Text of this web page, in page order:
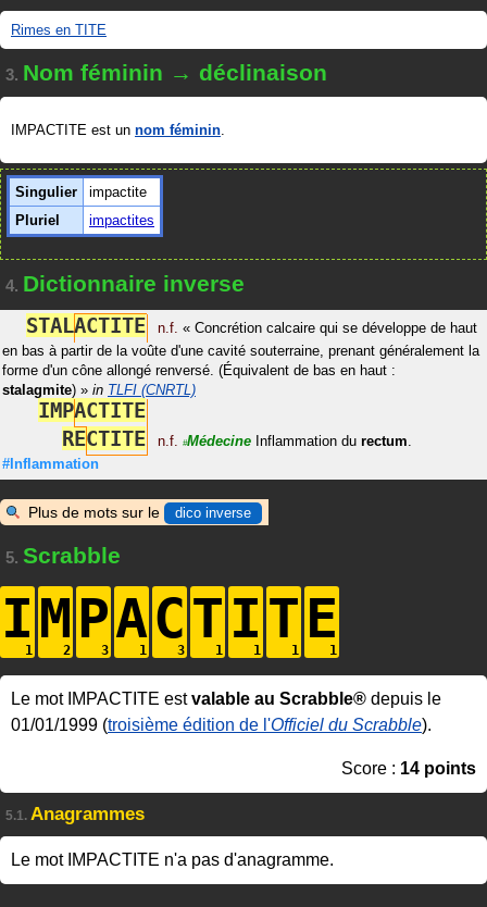
Rimes en TITE
3. Nom féminin → déclinaison
IMPACTITE est un nom féminin.
Singulier
impactite
Pluriel
impactites
4. Dictionnaire inverse
STALACTITE n.f. « Concrétion calcaire qui se développe de haut
en bas à partir de la voûte d'une cavité souterraine, prenant généralement la
forme d'un cône allongé renversé. (Équivalent de bas en haut :
stalagmite) » in TLFI (CNRTL)
IMPACTITE
RECTITE n.f. #Médecine Inflammation du rectum.
#Inflammation
Plus de mots sur le dico inverse
5. Scrabble
IMPACTITE
Le mot IMPACTITE estvalable au Scrabble® depuis le
01/01/1999 (troisième édition de l'Officiel du Scrabble).
Score : 14 points
5.1. Anagrammes
Le mot IMPACTITE n'a pas d'anagramme.